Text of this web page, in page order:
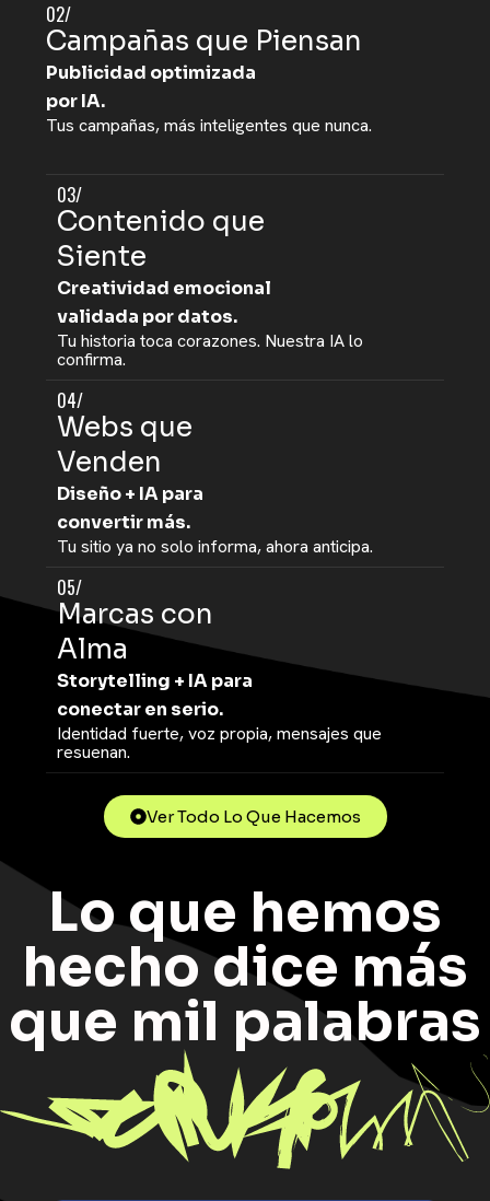
02/
Campañas que Piensan
Publicidad optimizada
por IA.
Tus campañas, más inteligentes que nunca.
03/
Contenido que
Siente
Creatividad emocional
validada por datos.
Tu historia toca corazones. Nuestra IA lo
confirma.
04/
Webs que
Venden
Diseño + IA para
convertir más.
Tu sitio ya no solo informa, ahora anticipa.
05/
Marcas con
Alma
Storytelling + IA para
conectar en serio.
Identidad fuerte, voz propia, mensajes que
resuenan.
Ver Todo Lo Que Hacemos
Lo que hemos
hecho dice más
que mil palabras